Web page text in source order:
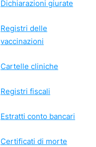
Dichiarazioni giurate
Registri delle
vaccinazioni
Cartelle cliniche
Registri fiscali
Estratti conto bancari
Certificati di morte